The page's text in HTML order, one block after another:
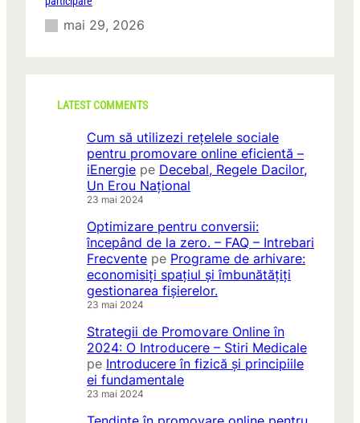
mai 29, 2026
LATEST COMMENTS
Cum să utilizezi rețelele sociale
pentru promovare online eficientă –
iEnergie pe Decebal, Regele Dacilor,
Un Erou Național
23 mai 2024
Optimizare pentru conversii:
începând de la zero. – FAQ – Intrebari
Frecvente pe Programe de arhivare:
economisiți spațiul și îmbunătățiți
gestionarea fișierelor.
23 mai 2024
Strategii de Promovare Online în
2024: O Introducere – Stiri Medicale
pe Introducere în fizică și principiile
ei fundamentale
23 mai 2024